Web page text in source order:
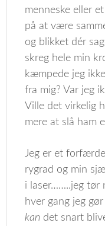
menneske eller
på at være
og blikket dér
skreg hele min
kæmpede jeg
fra mig? Var jeg
Ville det virkelig
mere at slå ham
Jeg er et
rygrad og min
i laser……..jeg tør
hver gang jeg
kan det snart